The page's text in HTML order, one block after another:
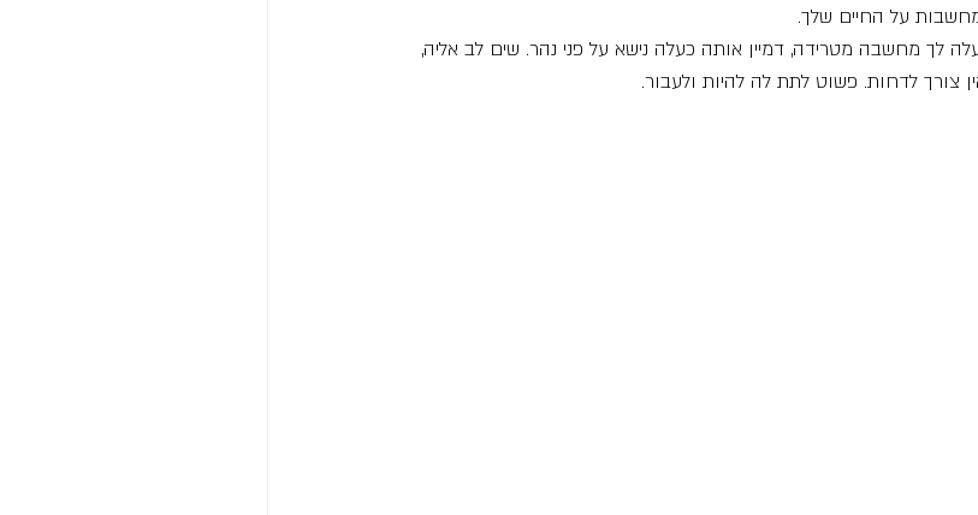
על החיים שלך.
מחשבה מטרידה, דמיין אותה כעלה נישא על פני נהר. שים לב אליה,
צורך לדחות. פשוט לתת לה להיות ולעבור.